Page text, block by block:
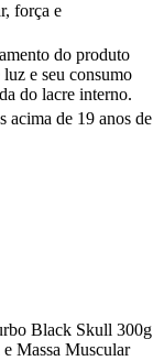
força e
do produto
e seu consumo
do lacre interno.
acima de 19 anos de
Black Skull 300g
Massa Muscular